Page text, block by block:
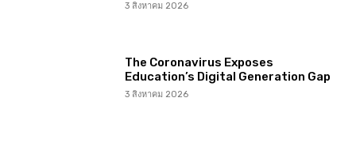
3 สิงหาคม 2026
The Coronavirus Exposes
Education’s Digital Generation Gap
3 สิงหาคม 2026